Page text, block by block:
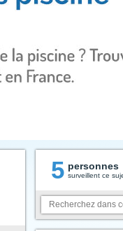
5 personnes
surveillent ce